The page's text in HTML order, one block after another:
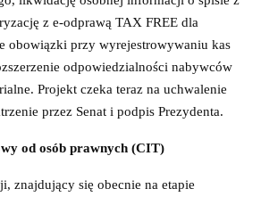
z e-odprawą TAX FREE dla
obowiązki przy wyrejestrowywaniu kas
odpowiedzialności nabywców
Projekt czeka teraz na uchwalenie
przez Senat i podpis Prezydenta.
od osób prawnych (CIT)
znajdujący się obecnie na etapie